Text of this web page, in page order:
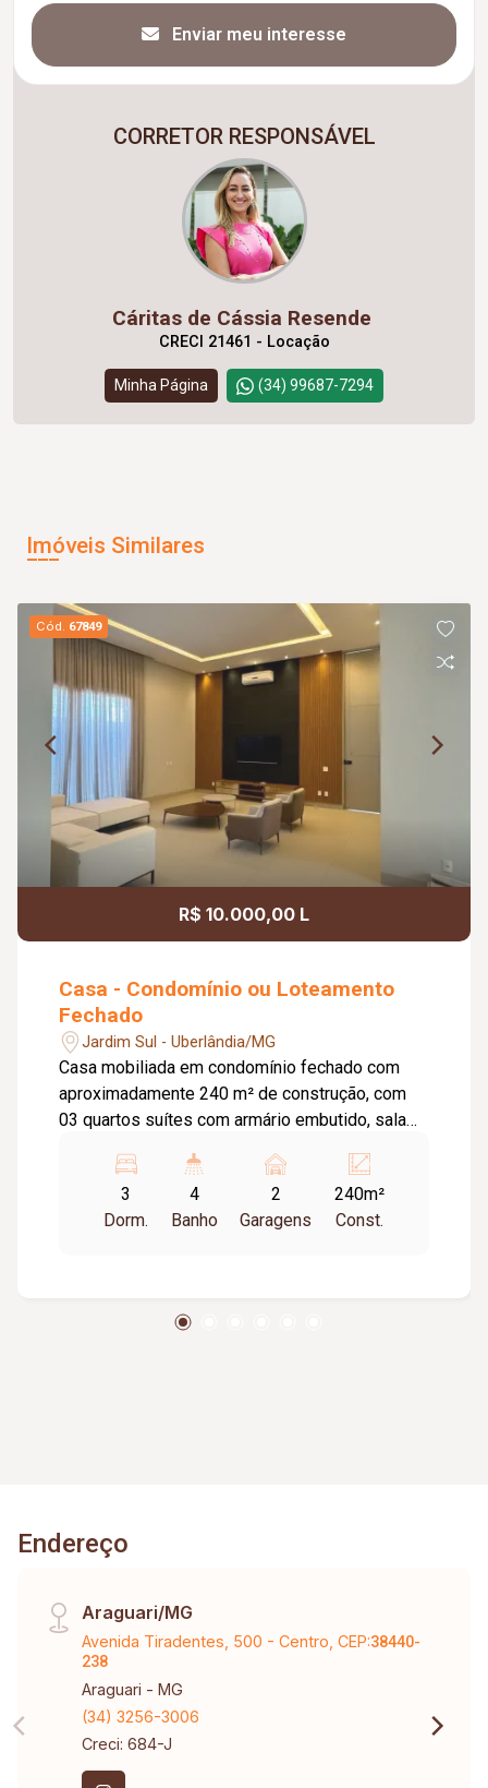
Enviar meu interesse
CORRETOR RESPONSÁVEL
Cáritas de Cássia Resende
CRECI 21461 - Locação
Minha Página (34) 99687-7294
Imóveis Similares
Cód. 67849
R$ 10.000,00 L
Casa - Condomínio ou Loteamento
Fechado
Jardim Sul - Uberlândia/MG
Casa mobiliada em condomínio fechado com
aproximadamente 240 m² de construção, com
03 quartos suítes com armário embutido, sala
lavanderia, despensa, piscina, 02 vagas de
garagem. Condomínio com portaria 24h., salão
de festas, piscina, academia, quadras
3
Dorm.
4
Banho
2
Garagens
240m²
Const.
Endereço
Araguari/MG
Avenida Tiradentes, 500 - Centro, CEP:38440-
238
Araguari - MG
(34) 3256-3006
Creci: 684-J